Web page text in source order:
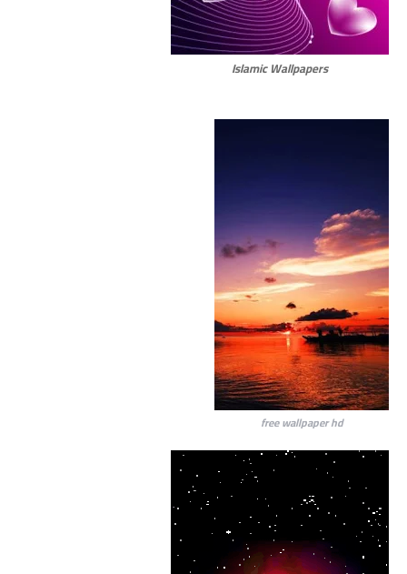
Islamic Wallpapers
free wallpaper hd